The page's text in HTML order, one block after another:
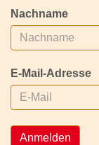
Nachname
E-Mail-Adresse
Anmelden